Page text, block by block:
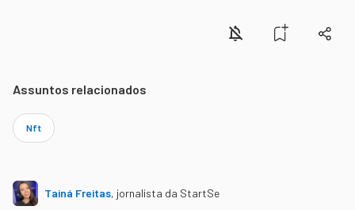
Assuntos relacionados
Nft
Tainá Freitas, jornalista da StartSe